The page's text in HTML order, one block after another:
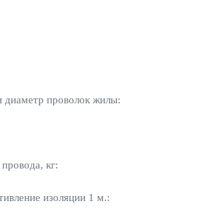
проволок жилы:
кг:
изоляции 1 м.: